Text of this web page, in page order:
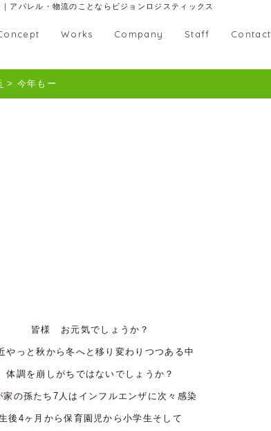
アパレル・物流のことならビジョンロジスティックス
Works Company Staff Contact
> 今年もー
皆様 お元気でしょうか？
やっと秋から冬へと移り変わりつつある中
体調を崩しがちではないでしょうか？
家の孫たち7人はインフルエンザに次々感染
後4ヶ月から保育園児から小学生そして